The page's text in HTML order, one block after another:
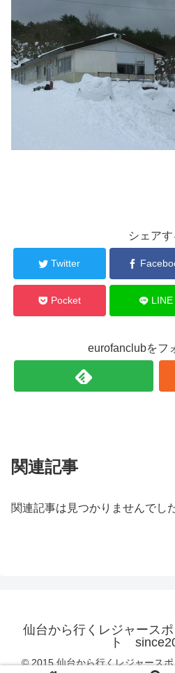
シェアす
Twitter
Pocket LINE
eurofanclubをフ
関連記事
関連記事は見つかりませんでした
仙台から行くレジャース
ト
© 2015 仙台から行くレジャース